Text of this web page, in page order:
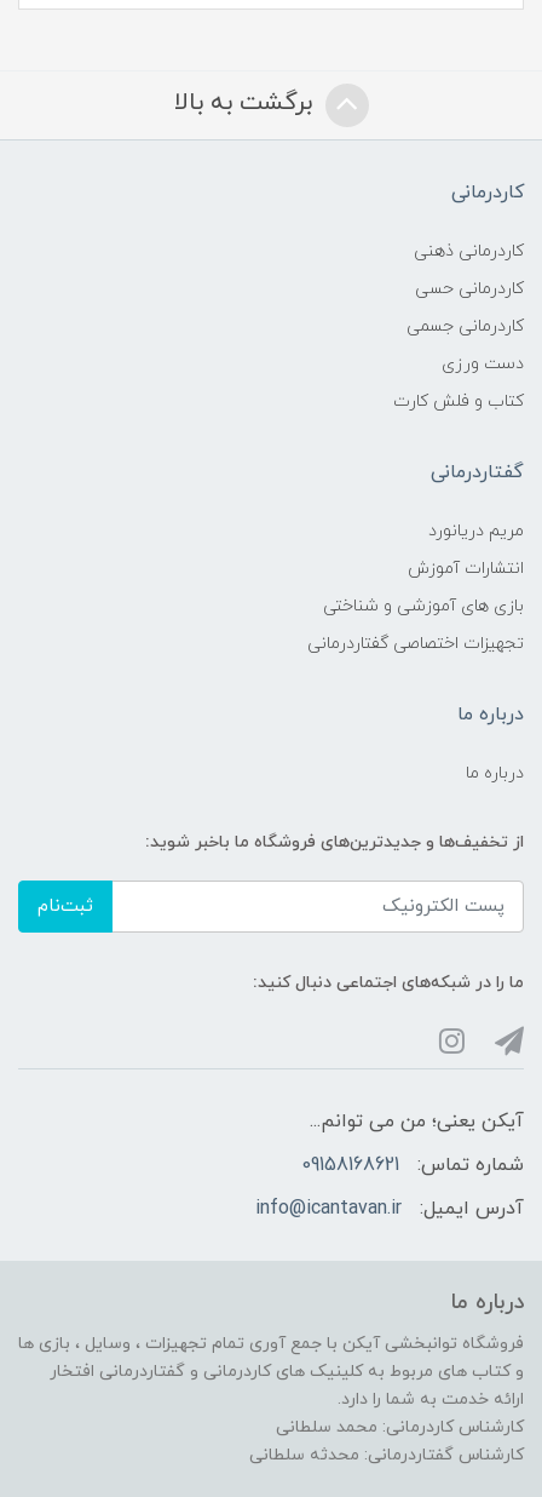
برگشت به بالا
کاردرمانی
کاردرمانی ذهنی
کاردرمانی حسی
کاردرمانی جسمی
دست ورزی
کتاب و فلش کارت
گفتاردرمانی
مریم دریانورد
انتشارات آموزش
بازی های آموزشی و شناختی
تجهیزات اختصاصی گفتاردرمانی
درباره ما
درباره ما
از تخفیف‌ها و جدیدترین‌های فروشگاه ما باخبر شوید:
ثبت‌نام
ما را در شبکه‌های اجتماعی دنبال کنید:
آیکن یعنی؛ من می توانم...
شماره تماس:
09158168621
آدرس ایمیل:
info@icantavan.ir
درباره ما
فروشگاه توانبخشی آیکن با جمع آوری تمام تجهیزات ، وسایل ، بازی ها
و کتاب های مربوط به کلینیک های کاردرمانی و گفتاردرمانی افتخار
ارائه خدمت به شما را دارد.
کارشناس کاردرمانی: محمد سلطانی
کارشناس گفتاردرمانی: محدثه سلطانی